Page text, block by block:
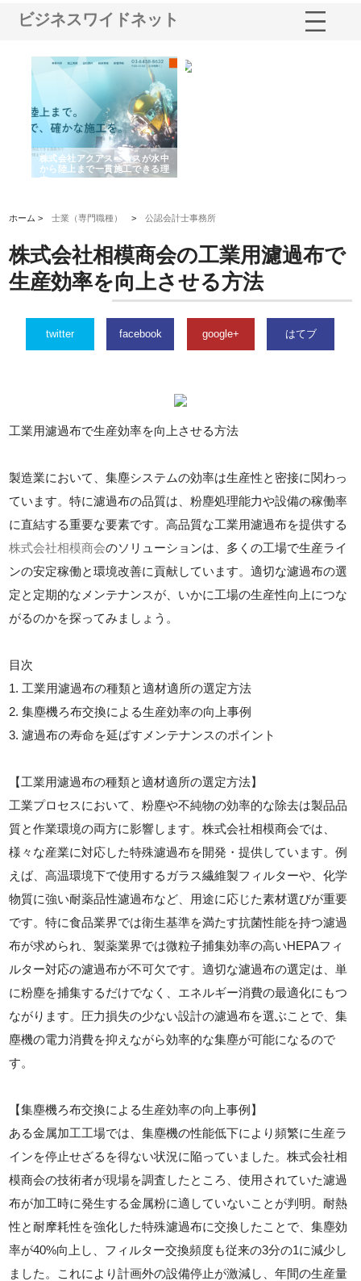
ビジネスワイドネット
株式会社アクアスペースが水中
から陸上まで一貫施工できる理
由
ホーム >士業（専門職種） >公認会計士事務所
株式会社相模商会の工業用濾過布で
生産効率を向上させる方法
twitter facebook google+ はてブ
工業用濾過布で生産効率を向上させる方法
製造業において、集塵システムの効率は生産性と密接に関わっ
ています。特に濾過布の品質は、粉塵処理能力や設備の稼働率
に直結する重要な要素です。高品質な工業用濾過布を提供する
株式会社相模商会のソリューションは、多くの工場で生産ライ
ンの安定稼働と環境改善に貢献しています。適切な濾過布の選
定と定期的なメンテナンスが、いかに工場の生産性向上につな
がるのかを探ってみましょう。
目次
1. 工業用濾過布の種類と適材適所の選定方法
2. 集塵機ろ布交換による生産効率の向上事例
3. 濾過布の寿命を延ばすメンテナンスのポイント
【工業用濾過布の種類と適材適所の選定方法】
工業プロセスにおいて、粉塵や不純物の効率的な除去は製品品
質と作業環境の両方に影響します。株式会社相模商会では、
様々な産業に対応した特殊濾過布を開発・提供しています。例
えば、高温環境下で使用するガラス繊維製フィルターや、化学
物質に強い耐薬品性濾過布など、用途に応じた素材選びが重要
です。特に食品業界では衛生基準を満たす抗菌性能を持つ濾過
布が求められ、製薬業界では微粒子捕集効率の高いHEPAフィ
ルター対応の濾過布が不可欠です。適切な濾過布の選定は、単
に粉塵を捕集するだけでなく、エネルギー消費の最適化にもつ
ながります。圧力損失の少ない設計の濾過布を選ぶことで、集
塵機の電力消費を抑えながら効率的な集塵が可能になるので
す。
【集塵機ろ布交換による生産効率の向上事例】
ある金属加工工場では、集塵機の性能低下により頻繁に生産ラ
インを停止せざるを得ない状況に陥っていました。株式会社相
模商会の技術者が現場を調査したところ、使用されていた濾過
布が加工時に発生する金属粉に適していないことが判明。耐熱
性と耐摩耗性を強化した特殊濾過布に交換したことで、集塵効
率が40%向上し、フィルター交換頻度も従来の3分の1に減少し
ました。これにより計画外の設備停止が激減し、年間の生産量